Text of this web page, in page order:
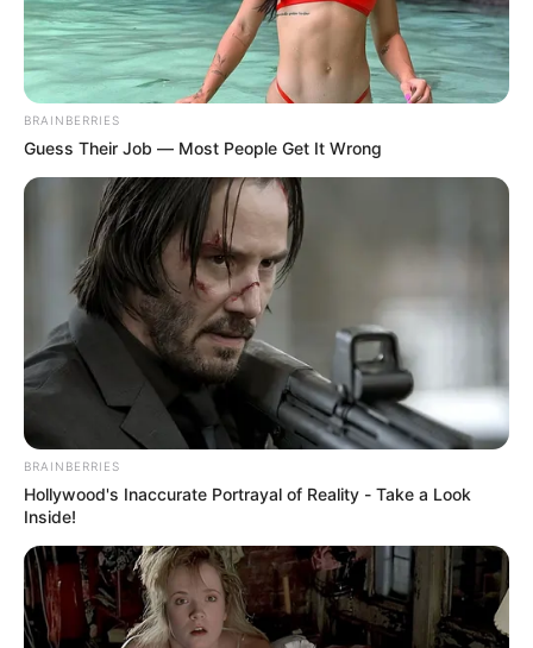
SARAMPIÓN AVENIDA AMBALÁ
IBAGUÉ
PARQUE DE DIVERSIONES
ELECCIONES PRESIDENCIALES
FENÓMENO DEL NIÑO
BRAINBERRIES
Guess Their Job — Most People Get It Wrong
BRAINBERRIES
Hollywood's Inaccurate Portrayal of Reality - Take a Look
Inside!